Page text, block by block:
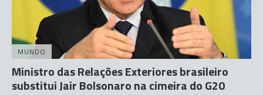
MUNDO
Ministro das Relações Exteriores brasileiro
substitui Jair Bolsonaro na cimeira do G20